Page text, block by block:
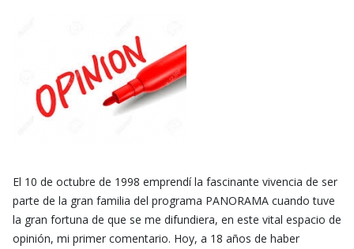
El 10 de octubre de 1998 emprendí la fascinante vivencia de ser
parte de la gran familia del programa PANORAMA cuando tuve
la gran fortuna de que se me difundiera, en este vital espacio de
opinión, mi primer comentario. Hoy, a 18 años de haber